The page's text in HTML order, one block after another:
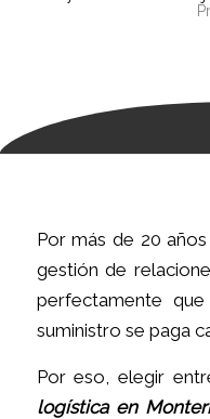
Por más de 20
gestión de
perfectamente
suministro se paga
Por eso, elegir
logística en